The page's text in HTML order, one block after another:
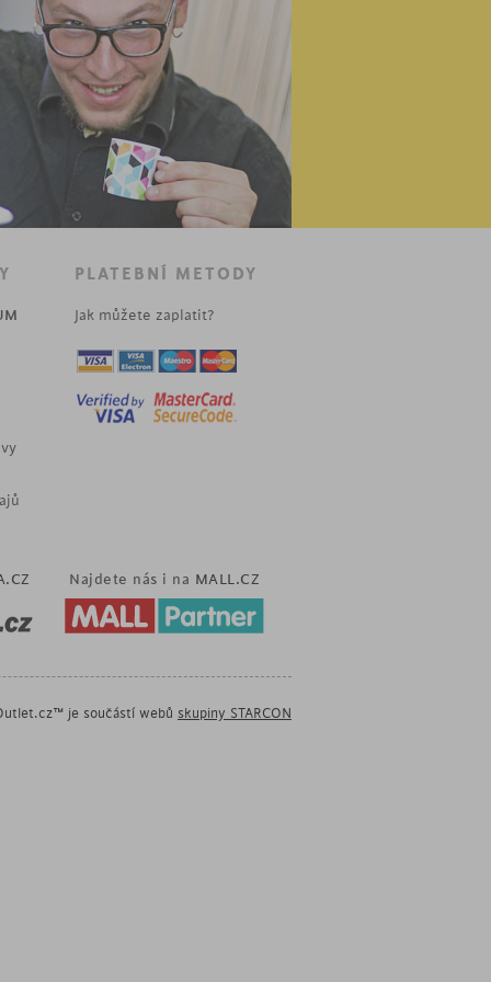
PLATEBNÍ METODY
Jak můžete zaplatit?
Najdete nás i na MALL.CZ
je součástí webů skupiny STARCON